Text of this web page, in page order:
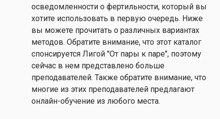
осведомленности о фертильности, который вы
хотите использовать в первую очередь. Ниже
вы можете прочитать о различных вариантах
методов. Обратите внимание, что этот каталог
спонсируется Лигой "От пары к паре", поэтому
сейчас в нем представлено больше
преподавателей. Также обратите внимание, что
многие из этих преподавателей предлагают
онлайн-обучение из любого места.